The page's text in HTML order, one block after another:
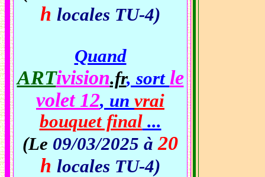
h locales TU-4)
Quand
ARTivision.fr, sort le
volet 12, un vrai
bouquet final...
(Le 09/03/2025 à20
h locales TU-4)